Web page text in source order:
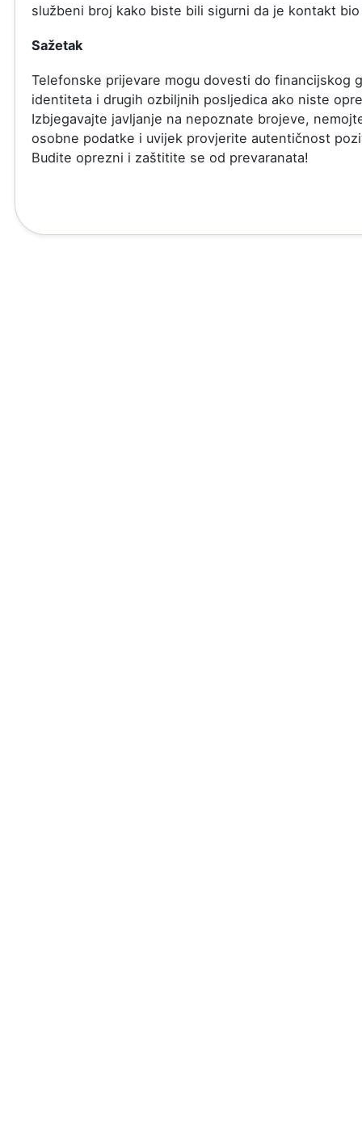
službeni broj kako biste bili sigurni da je kontakt
Sažetak
Telefonske prijevare mogu dovesti do financijskog
identiteta i drugih ozbiljnih posljedica ako niste
Izbjegavajte javljanje na nepoznate brojeve,
osobne podatke i uvijek provjerite autentičnost
Budite oprezni i zaštitite se od prevaranata!